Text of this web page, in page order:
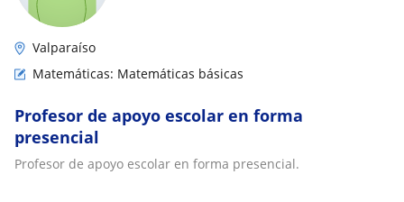
Valparaíso
Matemáticas: Matemáticas básicas
Profesor de apoyo escolar en forma
presencial
Profesor de apoyo escolar en forma presencial.